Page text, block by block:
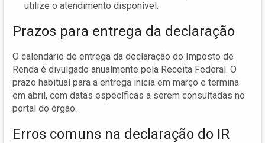
utilize o atendimento disponível.
Prazos para entrega da declaração
O calendário de entrega da declaração do Imposto de
Renda é divulgado anualmente pela Receita Federal. O
prazo habitual para a entrega inicia em março e termina
em abril, com datas específicas a serem consultadas no
portal do órgão.
Erros comuns na declaração do IR